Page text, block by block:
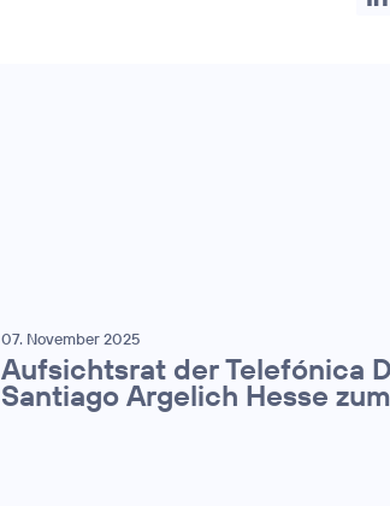
07. November 2025
Aufsichtsrat der Telefónica
Santiago Argelich Hesse